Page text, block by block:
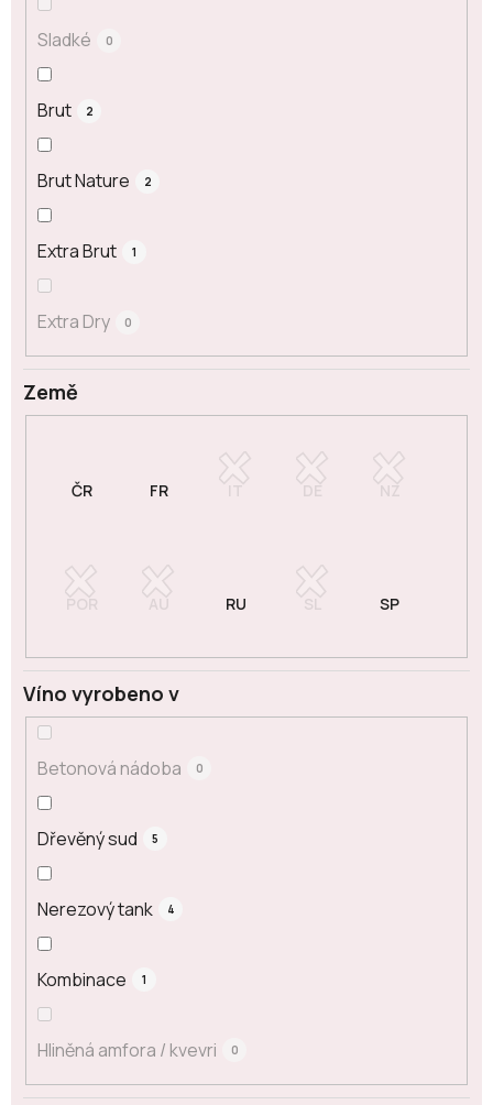
Země
Sladké 0
Brut 2
Brut Nature 2
Extra Brut 1
Extra Dry 0
Víno vyrobeno v
Betonová nádoba 0
Dřevěný sud 5
Nerezový tank 4
Kombinace 1
Hliněná amfora / kvevri 0